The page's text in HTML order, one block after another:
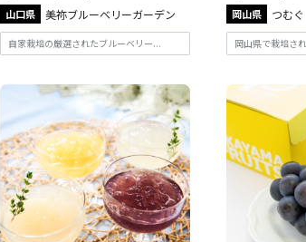
山口県 美祢ブルーベリーガーデン
自家栽培の厳選されたブルーベリー...
岡山県 つむぐ
岡山県で栽培さ